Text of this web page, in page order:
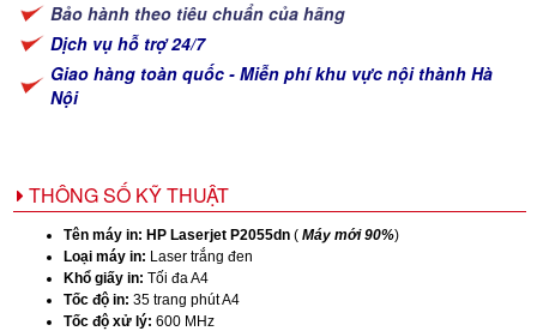
Bảo hành theo tiêu chuẩn của hãng
Dịch vụ hỗ trợ 24/7
Giao hàng toàn quốc - Miễn phí khu vực nội thành Hà
Nội
THÔNG SỐ KỸ THUẬT
Tên máy in: HP Laserjet P2055dn ( Máy mới 90%)
Loại máy in: Laser trắng đen
Khổ giấy in: Tối đa A4
Tốc độ in: 35 trang phút A4
Tốc độ xử lý: 600 MHz